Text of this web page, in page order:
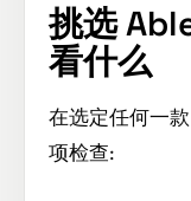
挑选
看什么
在选定任何一
项检查: